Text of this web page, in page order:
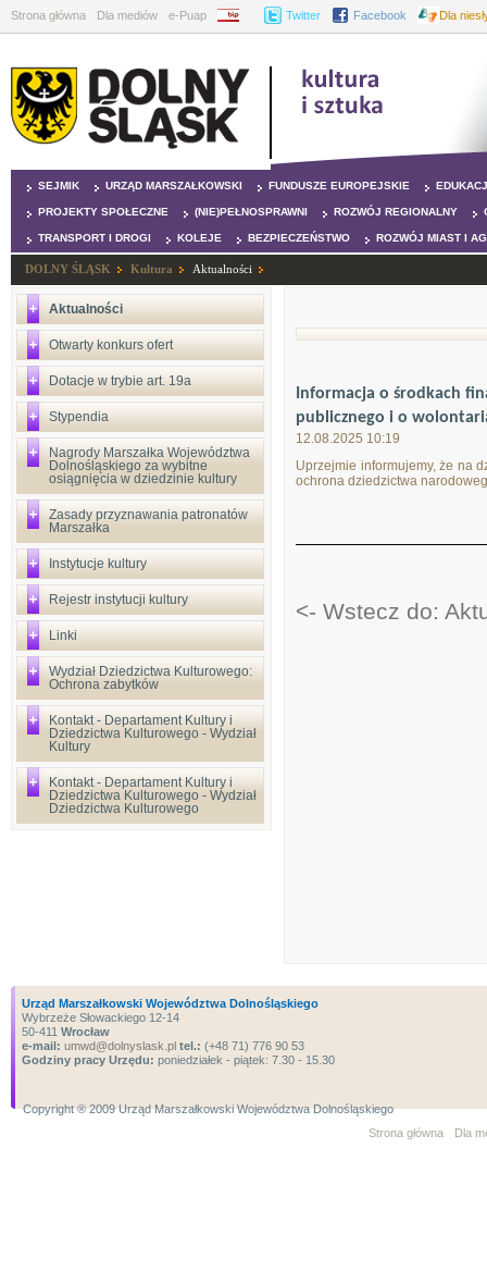
Strona główna Dla mediów e-Puap BIP Twitter Facebook Dla
SEJMIK URZĄD MARSZAŁKOWSKI FUNDUSZE EUROPEJSKIE
PROJEKTY SPOŁECZNE (NIE)PEŁNOSPRAWNI ROZWÓJ REGIONALNY
TRANSPORT I DROGI KOLEJE BEZPIECZEŃSTWO ROZWÓJ MIAST I
DOLNY ŚLĄSK Kultura Aktualności
Aktualności
Otwarty konkurs ofert
Dotacje w trybie art. 19a
Stypendia
Nagrody Marszałka Województwa
Dolnośląskiego za wybitne
osiągnięcia w dziedzinie kultury
Zasady przyznawania patronatów
Marszałka
Instytucje kultury
Rejestr instytucji kultury
Linki
Wydział Dziedzictwa Kulturowego:
Ochrona zabytków
Kontakt - Departament Kultury i
Dziedzictwa Kulturowego - Wydział
Kultury
Kontakt - Departament Kultury i
Dziedzictwa Kulturowego - Wydział
Dziedzictwa Kulturowego
Informacja o środkach
publicznego i o
12.08.2025 10:19
Uprzejmie informujemy,że na
ochrona dziedzictwa
<- Wstecz do:
Urząd Marszałkowski Województwa Dolnośląskiego
Wybrzeże Słowackiego 12-14
50-411 Wrocław
e-mail: umwd@dolnyslask.pl tel.: (+48 71) 776 90 53
Godziny pracy Urzędu: poniedziałek - piątek: 7.30 - 15.30
Copyright ® 2009 Urząd Marszałkowski Województwa Dolnośląskiego
Strona główna
Dla